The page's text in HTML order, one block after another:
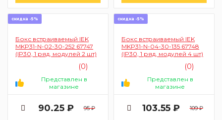
скидка -5%
Бокс встраиваемый IEK
MKP31-N-02-30-252 67747
(IP30, 1 ряд, модулей 2 шт)
(0)
Представлен в
магазине
90.25 ₽ 95 ₽
скидка -5%
Бокс встраиваемый IEK
MKP31-N-04-30-135 67748
(IP30, 1 ряд, модулей 4 шт)
(0)
Представлен в
магазине
103.55 ₽ 109 ₽